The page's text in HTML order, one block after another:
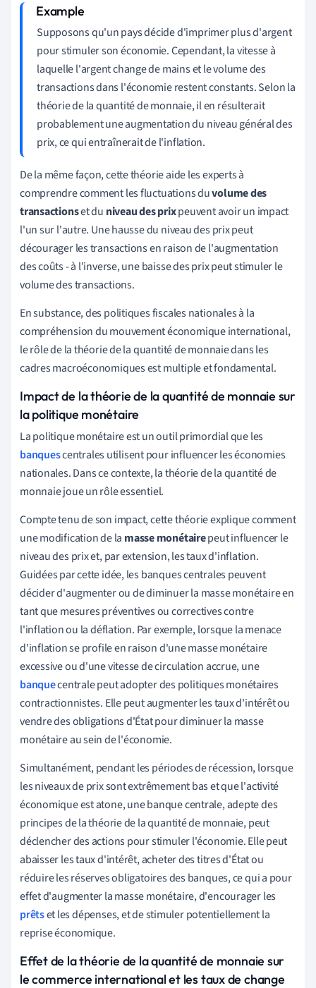
Supposons qu'un pays décide d'imprimer plus d'argent
pour stimuler son économie. Cependant, la vitesse à
laquelle l'argent change de mains et le volume des
transactions dans l'économie restent constants. Selon la
théorie de la quantité de monnaie, il en résulterait
probablement une augmentation du niveau général des
prix, ce qui entraînerait de l'inflation.
De la même façon, cette théorie aide les experts à
comprendre comment les fluctuations duvolume des
transactionset du niveau des prixpeuvent avoir un impact
l'un sur l'autre. Une hausse du niveau des prix peut
décourager les transactions en raison de l'augmentation
des coûts - à l'inverse, une baisse des prix peut stimuler le
volume des transactions.
En substance, des politiques fiscales nationales à la
compréhension du mouvement économique international,
le rôle de la théorie de la quantité de monnaie dans les
cadres macroéconomiques est multiple et fondamental.
Impact de la théorie de la quantité de monnaie sur
la politique monétaire
La politique monétaire est un outil primordial que les
banquescentrales utilisent pour influencer les économies
nationales. Dans ce contexte, la théorie de la quantité de
monnaie joue un rôle essentiel.
Compte tenu de son impact, cette théorie explique comment
une modification de la masse monétairepeut influencer le
niveau des prix et, par extension, les taux d'inflation.
Guidées par cette idée, les banques centrales peuvent
décider d'augmenter ou de diminuer la masse monétaire en
tant que mesures préventives ou correctives contre
l'inflation ou la déflation. Par exemple, lorsque la menace
d'inflation se profile en raison d'une masse monétaire
excessive ou d'une vitesse de circulation accrue, une
banquecentrale peut adopter des politiques monétaires
contractionnistes. Elle peut augmenter les taux d'intérêt ou
vendre des obligations d'État pour diminuer la masse
monétaire au sein de l'économie.
Simultanément, pendant les périodes de récession, lorsque
les niveaux de prix sont extrêmement bas et que l'activité
économique est atone, une banque centrale, adepte des
principes de la théorie de la quantité de monnaie, peut
déclencher des actions pour stimuler l'économie. Elle peut
abaisser les taux d'intérêt, acheter des titres d'État ou
réduire les réserves obligatoires des banques, ce qui a pour
effet d'augmenter la masse monétaire, d'encourager les
prêtset les dépenses, et de stimuler potentiellement la
reprise économique.
Effet de la théorie de la quantité de monnaie sur
le commerce international et les taux de change